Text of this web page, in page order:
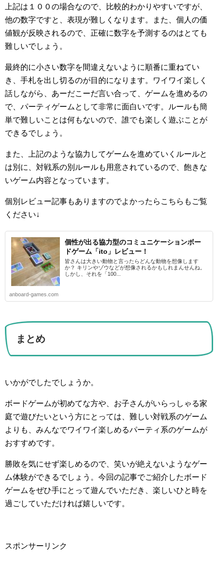
上記は１００の場合なので、比較的わかりやすいですが、
他の数字ですと、表現が難しくなります。また、個人の価
値観が反映されるので、正確に数字を予測するのはとても
難しいでしょう。
最終的に小さい数字を間違えないように順番に重ねてい
き、手札を出し切るのが目的になります。ワイワイ楽しく
話しながら、あーだこーだ言い合って、ゲームを進めるの
で、パーティゲームとして非常に面白いです。ルールも簡
単で難しいことは何もないので、誰でも楽しく遊ぶことが
できるでしょう。
また、上記のような協力してゲームを進めていくルールと
は別に、対戦系の別ルールも用意されているので、飽きな
いゲーム内容となっています。
個別レビュー記事もありますのでよかったらこちらもご覧
ください↓
個性が出る協力型のコミュニケーションボー
ドゲーム「ito」レビュー！
皆さんは大きい動物と言ったらどんな動物を想像します
か？ キリンやゾウなどが想像されるかもしれまんせんね。
しかし、それを「100...
anboard-games.com
まとめ
いかがでしたでしょうか。
ボードゲームが初めてな方や、お子さんがいらっしゃる家
庭で遊びたいという方にとっては、難しい対戦系のゲーム
よりも、みんなでワイワイ楽しめるパーティ系のゲームが
おすすめです。
勝敗を気にせず楽しめるので、笑いが絶えないようなゲー
ム体験ができるでしょう。今回の記事でご紹介したボード
ゲームをぜひ手にとって遊んでいただき、楽しいひと時を
過ごしていただければ嬉しいです。
スポンサーリンク